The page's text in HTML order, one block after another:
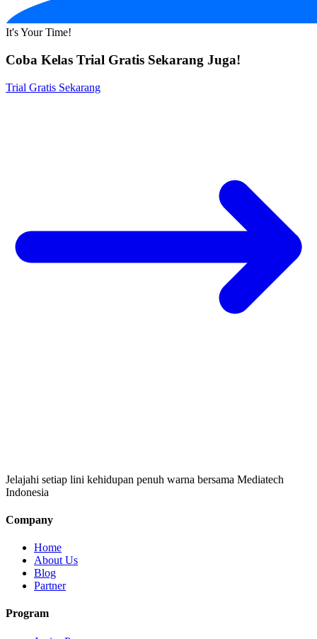
It's Your Time!
Coba Kelas Trial Gratis Sekarang Juga!
Trial Gratis Sekarang
Jelajahi setiap lini kehidupan penuh warna bersama Mediatech
Indonesia
Company
Home
About Us
Blog
Partner
Program